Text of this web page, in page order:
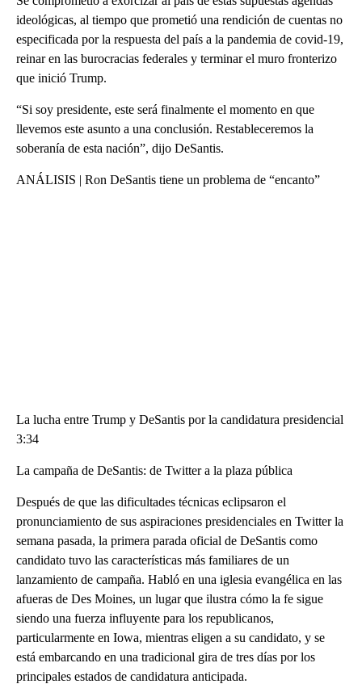
ideológicas, al tiempo que prometió una rendición de cuentas no
especificada por la respuesta del país a la pandemia de covid-19,
reinar en las burocracias federales y terminar el muro fronterizo
que inició Trump.
“Si soy presidente, este será finalmente el momento en que
llevemos este asunto a una conclusión. Restableceremos la
soberanía de esta nación”, dijo DeSantis.
ANÁLISIS | Ron DeSantis tiene un problema de “encanto”
La lucha entre Trump y DeSantis por la candidatura presidencial
3:34
La campaña de DeSantis: de Twitter a la plaza pública
Después de que las dificultades técnicas eclipsaron el
pronunciamiento de sus aspiraciones presidenciales en Twitter la
semana pasada, la primera parada oficial de DeSantis como
candidato tuvo las características más familiares de un
lanzamiento de campaña. Habló en una iglesia evangélica en las
afueras de Des Moines, un lugar que ilustra cómo la fe sigue
siendo una fuerza influyente para los republicanos,
particularmente en Iowa, mientras eligen a su candidato, y se
está embarcando en una tradicional gira de tres días por los
principales estados de candidatura anticipada.